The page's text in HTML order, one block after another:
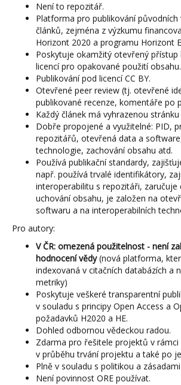
Není to repozitář.
Platforma pro publikování původních
článků, zejména z výzkumu
Horizont 2020 a programu Horizont
Poskytuje okamžitý otevřený přístup
licencí pro opakované použití obsahu.
Publikování pod licencí CC BY.
Otevřené peer review (tj. otevřené
publikované recenze, komentáře po
Každý článek má vyhrazenou
Dobře propojené a využitelné: PID,
repozitářů, otevřená data a
technologie, zachování obsahu atd.
Používá publikační standardy,
např. používá trvalé identifikátory,
interoperabilitu s repozitáři, zaručuje
uchování obsahu, je založen na
softwaru a na interoperabilních
Pro autory:
V ČR: omezená použitelnost - není
hodnocení vědy(nová platforma,
indexovaná v citačních databázích a
metriky)
Poskytuje veškeré transparentní
v souladu s principy Open Access a
požadavků H2020 a HE.
Dohled odbornou vědeckou radou.
Zdarma pro řešitele projektů v rámci
v průběhu trvání projektu a také po
Plně v souladu s politikou a
Není povinnost ORE používat.